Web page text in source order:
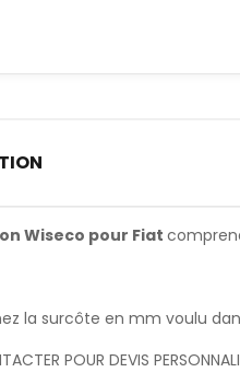
Wiseco pour Fiat
la surcôte en mm voulu
POUR DEVIS